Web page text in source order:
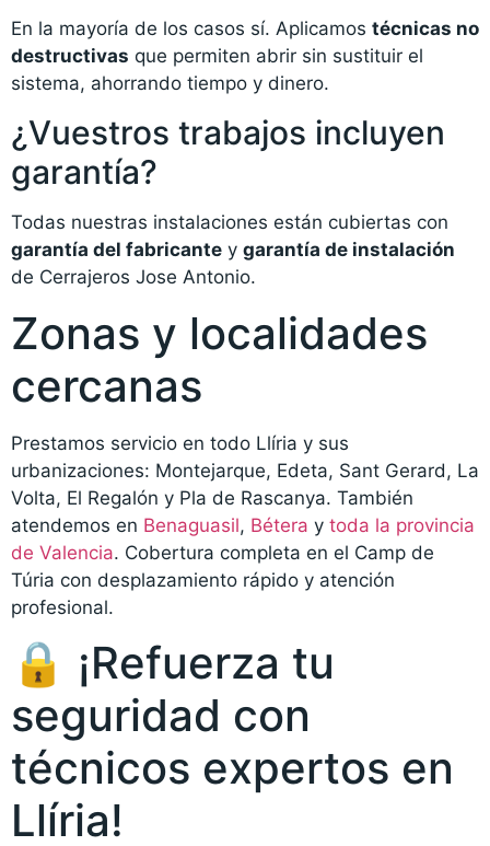
En la mayoría de los casos sí. Aplicamos técnicas no
destructivas que permiten abrir sin sustituir el
sistema, ahorrando tiempo y dinero.
¿Vuestros trabajos incluyen
garantía?
Todas nuestras instalaciones están cubiertas con
garantía del fabricante y garantía de instalación
de Cerrajeros Jose Antonio.
Zonas y localidades
cercanas
Prestamos servicio en todo Llíria y sus
urbanizaciones: Montejarque, Edeta, Sant Gerard, La
Volta, El Regalón y Pla de Rascanya. También
atendemos en Benaguasil, Bétera y toda la provincia
de Valencia. Cobertura completa en el Camp de
Túria con desplazamiento rápido y atención
profesional.
🔒 ¡Refuerza tu
seguridad con
técnicos expertos en
Llíria!